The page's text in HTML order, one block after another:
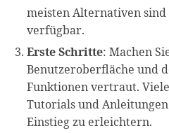
meisten Alternativen
verfügbar.
Erste Schritte: Machen
Benutzeroberfläche und
Funktionen vertraut.
Tutorials und
Einstieg zu erleichtern.